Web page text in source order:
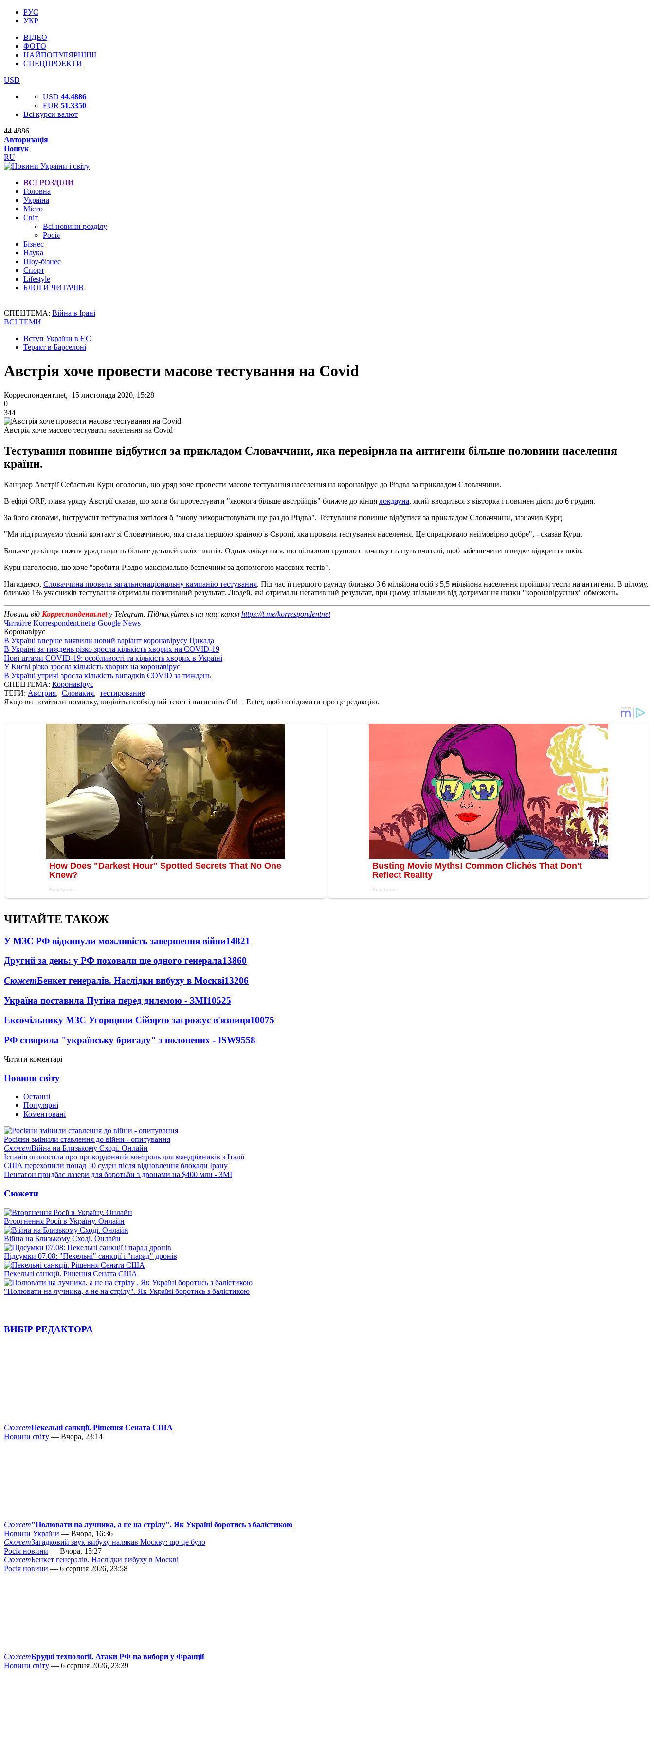
РУС
УКР
ВІДЕО
ФОТО
НАЙПОПУЛЯРНІШІ
СПЕЦПРОЕКТИ
USD
USD 44.4886
EUR 51.3350
Всі курси валют
44.4886
Авторизація
Пошук
RU
ВСІ РОЗДІЛИ
Головна
Україна
Місто
Світ
Всі новини розділу
Росія
Бізнес
Наука
Шоу-бізнес
Спорт
Lifestyle
БЛОГИ ЧИТАЧІВ
СПЕЦТЕМА: Війна в Ірані
ВСІ ТЕМИ
Вступ України в ЄС
Теракт в Барселоні
Австрія хоче провести масове тестування на Covid
Корреспондент.net, 15 листопада 2020, 15:28
0
344
Австрія хоче масово тестувати населення на Covid
Тестування повинне відбутися за прикладом Словаччини, яка перевірила на антигени більше половини населення
країни.
Канцлер Австрії Себастьян Курц оголосив, що уряд хоче провести масове тестування населення на коронавірус до Різдва за прикладом Словаччини.
В ефірі ORF, глава уряду Австрії сказав, що хотів би протестувати "якомога більше австрійців" ближче до кінця локдауна, який вводиться з вівторка і повинен діяти до 6 грудня.
За його словами, інструмент тестування хотілося б "знову використовувати ще раз до Різдва". Тестування повинне відбутися за прикладом Словаччини, зазначив Курц.
"Ми підтримуємо тісний контакт зі Словаччиною, яка стала першою країною в Європі, яка провела тестування населення. Це спрацювало неймовірно добре", - сказав Курц.
Ближче до кінця тижня уряд надасть більше деталей своїх планів. Однак очікується, що цільовою групою спочатку стануть вчителі, щоб забезпечити швидке відкриття шкіл.
Курц наголосив, що хоче "зробити Різдво максимально безпечним за допомогою масових тестів".
Нагадаємо, Словаччина провела загальнонаціональну кампанію тестування. Під час її першого раунду близько 3,6 мільйона осіб з 5,5 мільйона населення пройшли тести на антигени. В цілому,
близько 1% учасників тестування отримали позитивний результат. Людей, які отримали негативний результат, при цьому звільнили від дотримання низки "коронавірусних" обмежень.
Новини від Корреспондент.netу Telegram. Підписуйтесь на наш канал https://t.me/korrespondentnet
Читайте Korrespondent.net в Google News
Коронавірус
В Україні вперше виявили новий варіант коронавірусу Цикада
В Україні за тиждень різко зросла кількість хворих на COVID-19
Нові штами COVID-19: особливості та кількість хворих в Україні
У Києві різко зросла кількість хворих на коронавірус
В Україні утричі зросла кількість випадків COVID за тиждень
СПЕЦТЕМА: Коронавірус
ТЕГИ: Австрия, Словакия, тестирование
Якщо ви помітили помилку, виділіть необхідний текст і натисніть Ctrl + Enter, щоб повідомити про це редакцію.
ЧИТАЙТЕ ТАКОЖ
У МЗС РФ відкинули можливість завершення війни14821
Другий за день: у РФ поховали ще одного генерала13860
СюжетБенкет генералів. Наслідки вибуху в Москві13206
Україна поставила Путіна перед дилемою - ЗМІ10525
Ексочільнику МЗС Угорщини Сійярто загрожує в'язниця10075
РФ створила "українську бригаду" з полонених - ISW9558
Читати коментарі
Новини світу
Останні
Популярні
Коментовані
Росіяни змінили ставлення до війни - опитування
СюжетВійна на Близькому Сході. Онлайн
Іспанія оголосила про прикордонний контроль для мандрівників з Італії
США перехопили понад 50 суден після відновлення блокади Ірану
Пентагон придбає лазери для боротьби з дронами на $400 млн - ЗМІ
Сюжети
Вторгнення Росії в Україну. Онлайн
Війна на Близькому Сході. Онлайн
Підсумки 07.08: "Пекельні" санкції і "парад" дронів
Пекельні санкції. Рішення Сената США
"Полювати на лучника, а не на стрілу". Як Україні боротись з балістикою
ВИБІР РЕДАКТОРА
СюжетПекельні санкції. Рішення Сената США
Новини світу — Вчора, 23:14
Сюжет"Полювати на лучника, а не на стрілу". Як Україні боротись з балістикою
Новини України — Вчора, 16:36
СюжетЗагадковий звук вибуху налякав Москву: що це було
Росія новини — Вчора, 15:27
СюжетБенкет генералів. Наслідки вибуху в Москві
Росія новини — 6 серпня 2026, 23:58
СюжетБрудні технології. Атаки РФ на вибори у Франції
Новини світу — 6 серпня 2026, 23:39